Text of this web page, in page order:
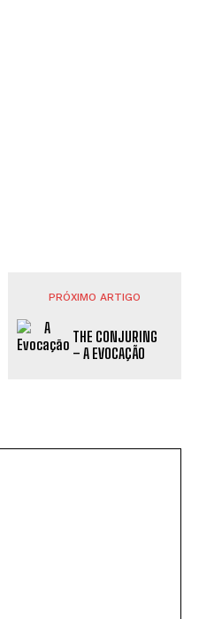
PRÓXIMO ARTIGO
THE CONJURING
– A EVOCAÇÃO